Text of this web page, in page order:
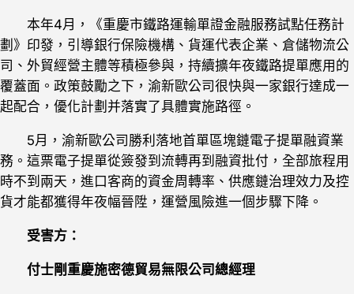
本年4月，《重慶市鐵路運輸單證金融服務試點任務計
劃》印發，引導銀行保險機構、貨運代表企業、倉儲物流公
司、外貿經營主體等積極參與，持續擴年夜鐵路提單應用的
覆蓋面。政策鼓勵之下，渝新歐公司很快與一家銀行達成一
起配合，優化計劃并落實了具體實施路徑。
5月，渝新歐公司勝利落地首單區塊鏈電子提單融資業
務。這票電子提單從簽發到流轉再到融資批付，全部旅程用
時不到兩天，進口客商的資金周轉率、供應鏈治理效力及控
貨才能都獲得年夜幅晉陞，運營風險進一個步驟下降。
受害方：
付士剛重慶施密德貿易無限公司總經理